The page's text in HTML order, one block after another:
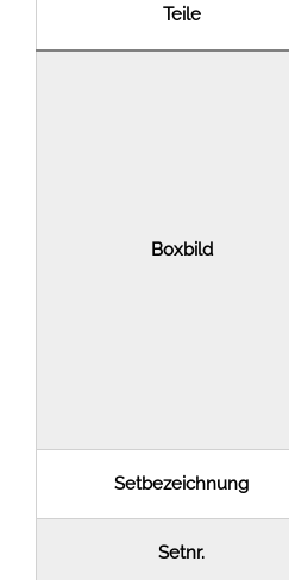
Teile
Boxbild
Setbezeichnung
Setnr.